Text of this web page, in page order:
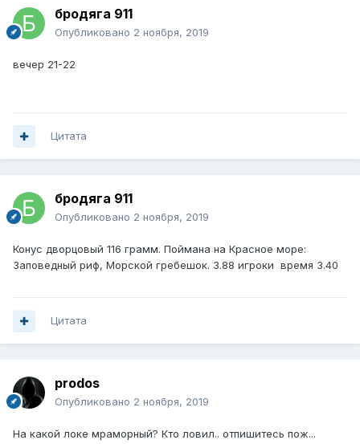
бродяга 911
Опубликовано 2 ноября, 2019
вечер 21-22
Цитата
бродяга 911
Опубликовано 2 ноября, 2019
Конус дворцовый 116 грамм. Поймана на Красное море:
Заповедный риф, Морской гребешок. 3.88 игроки время 3.40
Цитата
prodos
Опубликовано 2 ноября, 2019
На какой локе мраморный? Кто ловил.. отпишитесь пож...